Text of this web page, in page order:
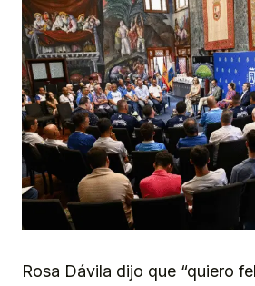
Rosa Dávila dijo que “quiero